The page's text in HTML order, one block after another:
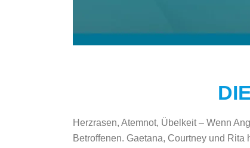
Herzrasen, Atemnot, Übelkeit – Wenn
Betroffenen. Gaetana, Courtney und